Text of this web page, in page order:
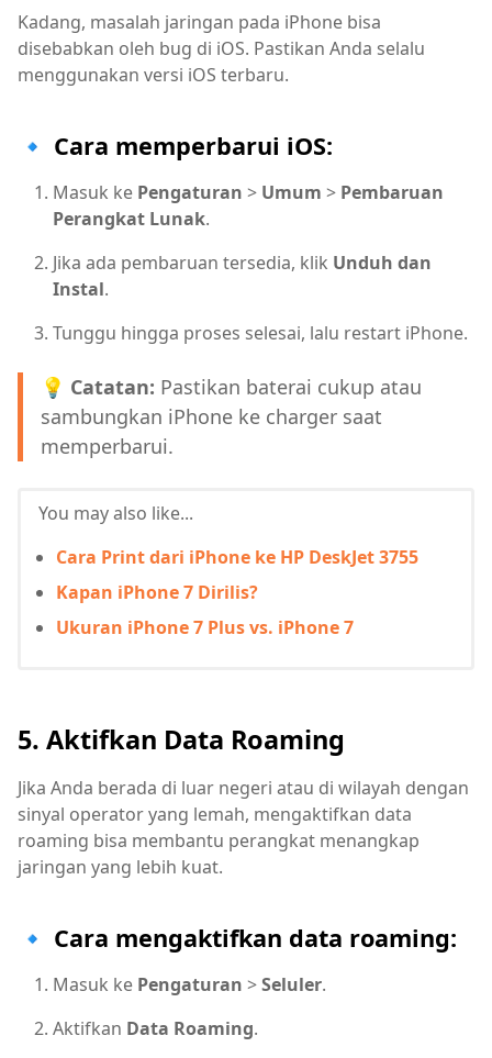
Kadang, masalah jaringan pada iPhone bisa
disebabkan oleh bug di iOS. Pastikan Anda selalu
menggunakan versi iOS terbaru.
🔹 Cara memperbarui iOS:
Masuk ke Pengaturan > Umum > Pembaruan
Perangkat Lunak.
Jika ada pembaruan tersedia, klik Unduh dan
Instal.
Tunggu hingga proses selesai, lalu restart iPhone.
💡 Catatan: Pastikan baterai cukup atau
sambungkan iPhone ke charger saat
memperbarui.
You may also like...
Cara Print dari iPhone ke HP DeskJet 3755
Kapan iPhone 7 Dirilis?
Ukuran iPhone 7 Plus vs. iPhone 7
5. Aktifkan Data Roaming
Jika Anda berada di luar negeri atau di wilayah dengan
sinyal operator yang lemah, mengaktifkan data
roaming bisa membantu perangkat menangkap
jaringan yang lebih kuat.
🔹 Cara mengaktifkan data roaming:
Masuk ke Pengaturan >Seluler.
Aktifkan Data Roaming.